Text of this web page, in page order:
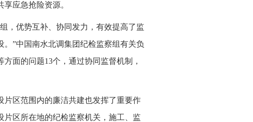
应急抢险资源。
，优势互补、协同发力，有效提高了监
”中国南水北调集团纪检监察组有关负
面的问题13个，通过协同监督机制，
片区范围内的廉洁共建也发挥了重要作
片区所在地的纪检监察机关，施工、监